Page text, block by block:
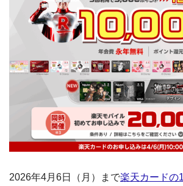
2026年4月6日（月）まで楽天カードの